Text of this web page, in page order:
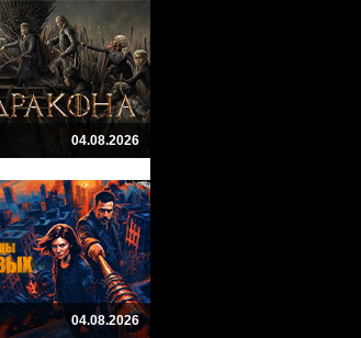
04.08.2026
04.08.2026